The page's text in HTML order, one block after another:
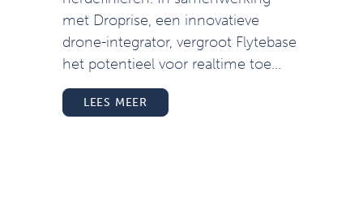
met Droprise, een innovatieve
drone-integrator, vergroot Flytebase
het potentieel voor realtime toe...
LEES MEER